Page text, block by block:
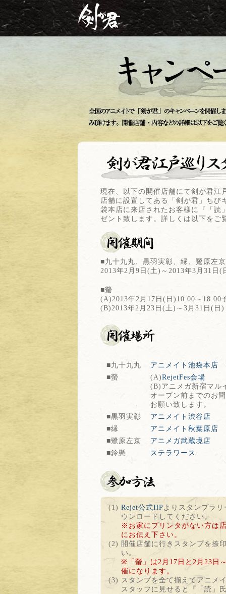
現在、以下の開催店舗にて剣が君江
店舗に設置してある「剣が君」ちび
袋本店に来店されたお客様に『「読
ゼント致します。詳しくは以下をご
■九十九丸、黒羽実彰、縁、鷺原左
2013年2月9日(土)～2013年3月31日(
■螢
(A)2013年2月17日(日)10:00～18:00
(B)2013年2月23日(土)～3月31日(日)
■九十九丸
アニメイト池袋本店
■螢
(A)RejetFes会場
(B)アニメガ新宿マ
オープン前までのお
お願い致します。
■黒羽実彰
アニメイト渋谷店
■縁
アニメイト秋葉原店
■鷺原左京
アニメガ武蔵境店
■鈴懸
ステラワース
(1) Rejet公式HP よりスタンプラ
ウンロードしてください。
※お家にプリンタがない方は
にお伝え下さい。
(2) 開催店舗に行きスタンプを捺
い。
※「螢」は2月17日と2月23日
催になります。
(3) スタンプを全て揃えてアニメ
スタッフに見せると『「読」